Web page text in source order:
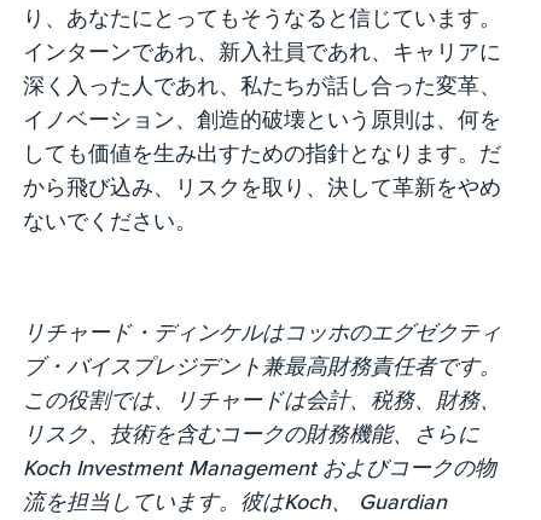
り、あなたにとってもそうなると信じています。
インターンであれ、新入社員であれ、キャリアに
深く入った人であれ、私たちが話し合った変革、
イノベーション、創造的破壊という原則は、何を
しても価値を生み出すための指針となります。だ
から飛び込み、リスクを取り、決して革新をやめ
ないでください。
リチャード・ディンケルはコッホのエグゼクティ
ブ・バイスプレジデント兼最高財務責任者です。
この役割では、リチャードは会計、税務、財務、
リスク、技術を含むコークの財務機能、さらに
Koch Investment Management およびコークの物
流を担当しています。彼はKoch、 Guardian